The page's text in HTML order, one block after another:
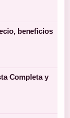
beneficios
Completa y